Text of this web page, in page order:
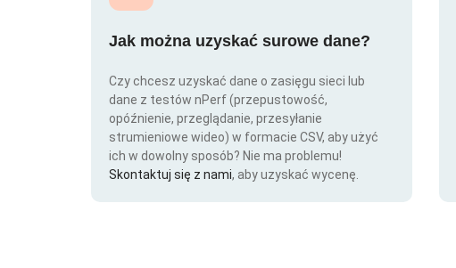
Jak można uzyskać surowe dane?
Czy chcesz uzyskać dane o zasięgu sieci lub
dane z testów nPerf (przepustowość,
opóźnienie, przeglądanie, przesyłanie
strumieniowe wideo) w formacie CSV, aby użyć
ich w dowolny sposób? Nie ma problemu!
Skontaktuj się z nami, aby uzyskać wycenę.